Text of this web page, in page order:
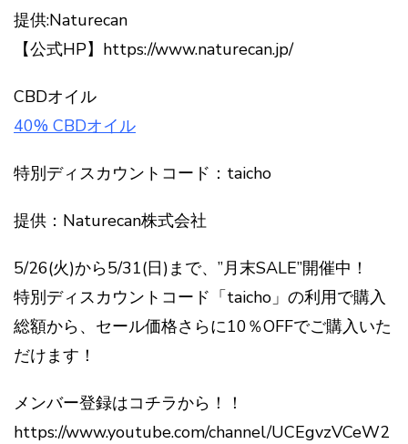
提供:Naturecan
【公式HP】https://www.naturecan.jp/
CBDオイル
40% CBDオイル
特別ディスカウントコード：taicho
提供：Naturecan株式会社
5/26(火)から5/31(日)まで、”月末SALE”開催中！
特別ディスカウントコード「taicho」の利用で購入
総額から、セール価格さらに10％OFFでご購入いた
だけます！
メンバー登録はコチラから！！
https://www.youtube.com/channel/UCEgvzVCeW2